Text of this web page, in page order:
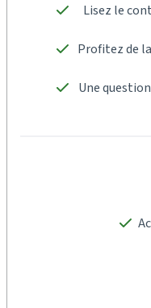
Lisez le
Profitez de
Une